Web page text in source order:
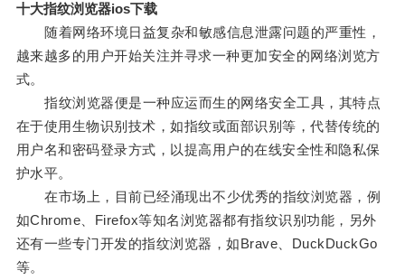
十大指纹浏览器ios下载
随着网络环境日益复杂和敏感信息泄露问题的严重性，
越来越多的用户开始关注并寻求一种更加安全的网络浏览方
式。
指纹浏览器便是一种应运而生的网络安全工具，其特点
在于使用生物识别技术，如指纹或面部识别等，代替传统的
用户名和密码登录方式，以提高用户的在线安全性和隐私保
护水平。
在市场上，目前已经涌现出不少优秀的指纹浏览器，例
如Chrome、Firefox等知名浏览器都有指纹识别功能，另外
还有一些专门开发的指纹浏览器，如Brave、DuckDuckGo
等。